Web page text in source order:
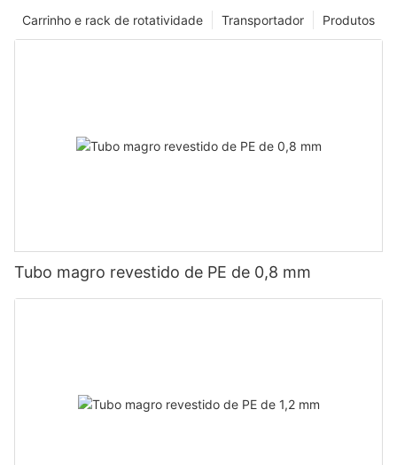
Produtos
Transportador
Carrinho e rack de rotatividade
Tubo magro revestido de PE de 0,8 mm